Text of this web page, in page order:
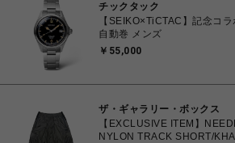
チックタック
【SEIKO×TiCTAC】記念コ
自動巻 メンズ
￥55,000
ザ・ギャラリー・ボックス
【EXCLUSIVE ITEM】
NYLON TRACK SHORT/